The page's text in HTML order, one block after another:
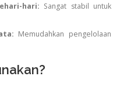
hari: Sangat stabil untuk
Memudahkan pengelolaan